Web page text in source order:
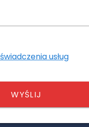
usług
WYŚLIJ